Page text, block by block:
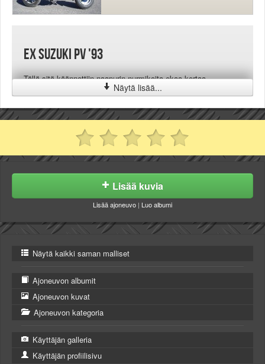
Näytä lisää...
Ex Suzuki PV '93
Tällä sitä käännettiin naapurin nurmikoita ekaa kertaa
Lisää kuvia
Lisää ajoneuvo | Luo albumi
Näytä kaikki saman malliset
Ajoneuvon albumit
Ajoneuvon kuvat
Ajoneuvon kategoria
Käyttäjän galleria
Käyttäjän profiilisivu